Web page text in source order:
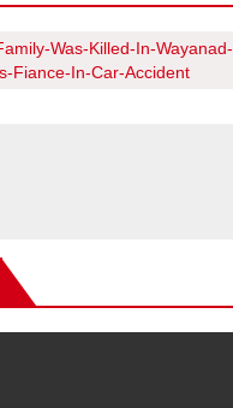
Was-Killed-In-Wayanad-
Fiance-In-Car-Accident